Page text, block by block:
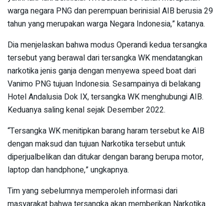
warga negara PNG dan perempuan berinisial AIB berusia 29
tahun yang merupakan warga Negara Indonesia,” katanya.
Dia menjelaskan bahwa modus Operandi kedua tersangka
tersebut yang berawal dari tersangka WK mendatangkan
narkotika jenis ganja dengan menyewa speed boat dari
Vanimo PNG tujuan Indonesia. Sesampainya di belakang
Hotel Andalusia Dok IX, tersangka WK menghubungi AIB.
Keduanya saling kenal sejak Desember 2022.
“Tersangka WK menitipkan barang haram tersebut ke AIB
dengan maksud dan tujuan Narkotika tersebut untuk
diperjualbelikan dan ditukar dengan barang berupa motor,
laptop dan handphone,” ungkapnya.
Tim yang sebelumnya memperoleh informasi dari